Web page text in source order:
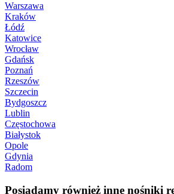
Warszawa
Kraków
Łódź
Katowice
Wrocław
Gdańsk
Poznań
Rzeszów
Szczecin
Bydgoszcz
Lublin
Częstochowa
Białystok
Opole
Gdynia
Radom
Posiadamy również inne nośniki